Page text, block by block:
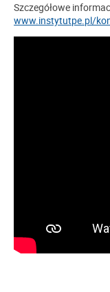
Szczegółowe
www.instytutpe.pl/